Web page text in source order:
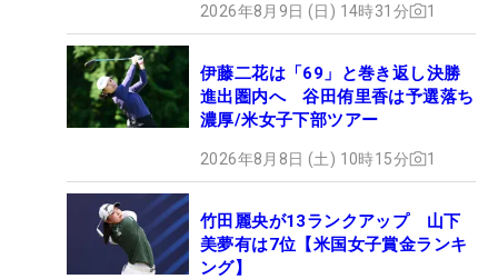
2026年8月9日 (日) 14時31分 1
伊藤二花は「69」と巻き返し決勝
進出圏内へ 谷田侑里香は予選落ち
濃厚/米女子下部ツアー
2026年8月8日 (土) 10時15分 1
竹田麗央が13ランクアップ 山下
美夢有は7位【米国女子賞金ランキ
ング】